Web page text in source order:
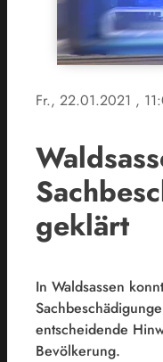
Fr., 22.01.2021 ,
geklärt
In Waldsassen
entscheidende
Bevölkerung.